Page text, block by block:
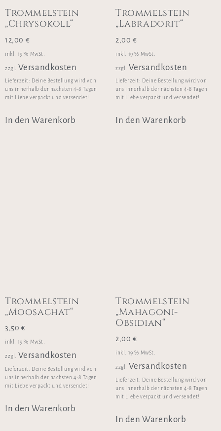
Trommelstein
„Chrysokoll“
12,00 €
inkl. 19 % MwSt.
zzgl. Versandkosten
Lieferzeit: Deine Bestellung wird von
uns innerhalb der nächsten 4-8 Tagen
mit Liebe verpackt und versendet!
In den Warenkorb
Trommelstein
„Labradorit“
2,00 €
inkl. 19 % MwSt.
zzgl. Versandkosten
Lieferzeit: Deine Bestellung wird von
uns innerhalb der nächsten 4-8 Tagen
mit Liebe verpackt und versendet!
In den Warenkorb
Trommelstein
„Moosachat“
3,50 €
inkl. 19 % MwSt.
zzgl. Versandkosten
Lieferzeit: Deine Bestellung wird von
uns innerhalb der nächsten 4-8 Tagen
mit Liebe verpackt und versendet!
In den Warenkorb
Trommelstein
„Mahagoni-
Obsidian“
2,00 €
inkl. 19 % MwSt.
zzgl. Versandkosten
Lieferzeit: Deine Bestellung wird von
uns innerhalb der nächsten 4-8 Tagen
mit Liebe verpackt und versendet!
In den Warenkorb